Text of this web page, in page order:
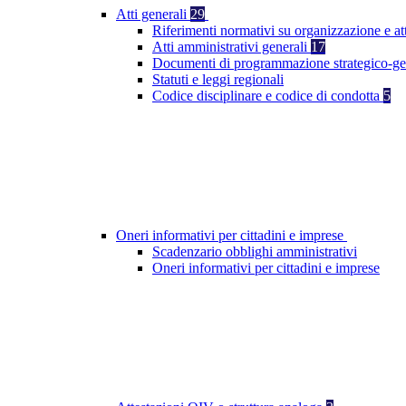
Atti generali 29
Riferimenti normativi su organizzazione e
Atti amministrativi generali 17
Documenti di programmazione strategico-
Statuti e leggi regionali
Codice disciplinare e codice di condotta 5
Oneri informativi per cittadini e imprese
Scadenzario obblighi amministrativi
Oneri informativi per cittadini e imprese